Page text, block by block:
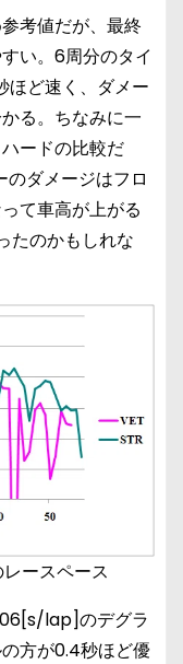
考値だが、最終
い。6周分のタイ
ほど速く、ダメー
る。ちなみに一
ードの比較だ
ダメージはフロ
て車高が上がる
たのかもしれな
ースペース
lap]のデグラ
方が0.4秒ほど優